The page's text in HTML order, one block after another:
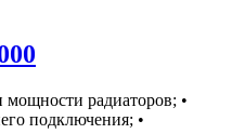
радиаторов; •
подключения; •